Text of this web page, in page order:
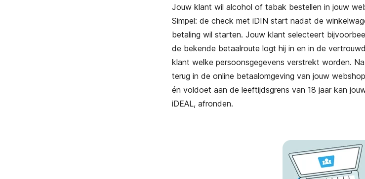
Jouw klant wil alcohol of tabak bestellen in jouw
Simpel: de check met iDIN start nadat de
betaling wil starten. Jouw klant selecteert
de bekende betaalroute logt hij in en in de
klant welke persoonsgegevens verstrekt worden.
terug in de online betaalomgeving van jouw
én voldoet aan de leeftijdsgrens van 18 jaar kan
iDEAL, afronden.